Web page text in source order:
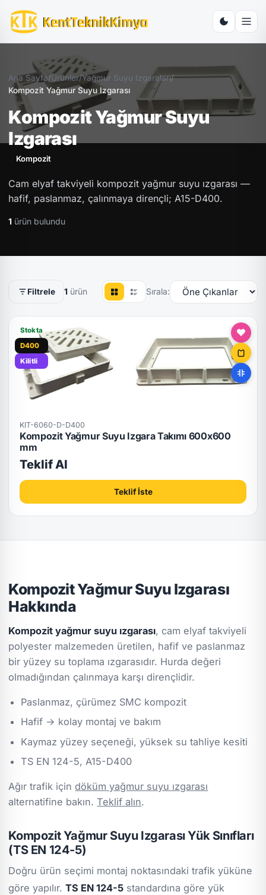
Ana Sayfa/Ürünler/Yağmur Suyu Izgaraları/
Kompozit Yağmur Suyu Izgarası
Kompozit Yağmur Suyu
Izgarası
Kompozit
Cam elyaf takviyeli kompozit yağmur suyu ızgarası —
hafif, paslanmaz, çalınmaya dirençli; A15-D400.
1 ürün bulundu
Filtrele 1 ürün Sırala:
Stokta
D400
Kilitli
KIT-6060-D-D400
Kompozit Yağmur Suyu Izgara Takımı 600x600
mm
Teklif Al
Teklif İste
Kompozit Yağmur Suyu Izgarası
Hakkında
Kompozit yağmur suyu ızgarası, cam elyaf takviyeli
polyester malzemeden üretilen, hafif ve paslanmaz
bir yüzey su toplama ızgarasıdır. Hurda değeri
olmadığından çalınmaya karşı dirençlidir.
Paslanmaz, çürümez SMC kompozit
Hafif → kolay montaj ve bakım
Kaymaz yüzey seçeneği, yüksek su tahliye kesiti
TS EN 124-5, A15-D400
Ağır trafik için döküm yağmur suyu ızgarası
alternatifine bakın.Teklif alın.
Kompozit Yağmur Suyu Izgarası Yük Sınıfları
(TS EN 124-5)
Doğru ürün seçimi montaj noktasındaki trafik yüküne
göre yapılır.TS EN 124-5 standardına göre yük